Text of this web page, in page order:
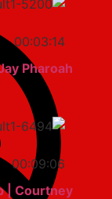
00:03:14
| Jay Pharoah
00:09:06
| Courtney